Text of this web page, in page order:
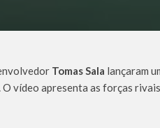
Tomas Sala lançaram
O vídeo apresenta as forças